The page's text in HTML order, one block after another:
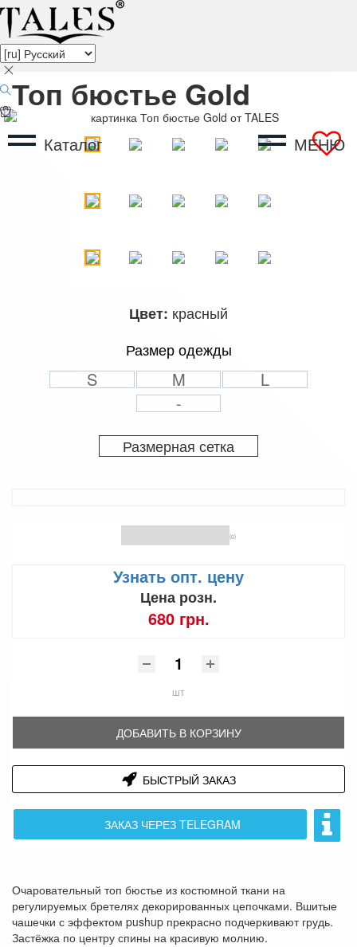
Каталог МЕНЮ
Топ бюстье Gold
Цвет: красный
Размер одежды
S M
L
-
Размерная сетка
(0)
Узнать опт. цену
Цена розн.
680 грн.
шт
ДОБАВИТЬ В КОРЗИНУ
БЫСТРЫЙ ЗАКАЗ
ЗАКАЗ ЧЕРЕЗ TELEGRAM
Очаровательный топ бюстье из костюмной ткани на
регулируемых бретелях декорированных цепочками. Вшитые
чашечки с эффектом pushup прекрасно подчеркивают грудь.
Застёжка по центру спины на красивую молнию.